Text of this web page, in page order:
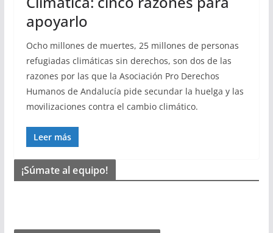
apoyarlo
Ocho millones de muertes, 25 millones de personas
refugiadas climáticas sin derechos, son dos de las
razones por las que la Asociación Pro Derechos
Humanos de Andalucía pide secundar la huelga y las
movilizaciones contra el cambio climático.
Leer más
¡Súmate al equipo!